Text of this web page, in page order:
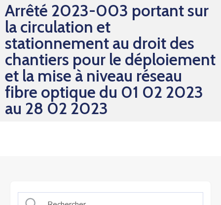
Mes
Sorties
Mes
Démarches
Contact
Arrêté 2023-003 portant sur
la circulation et
stationnement au droit des
chantiers pour le déploiement
et la mise à niveau réseau
fibre optique du 01 02 2023
au 28 02 2023